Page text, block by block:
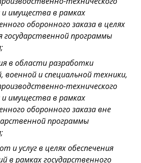
и имущества в рамках
оборонного заказа в целях
государственной программы
в области разработки
военной и специальной техники,
технического
и имущества в рамках
оборонного заказа вне
программы
и услуг в целях обеспечения
в рамках государственного